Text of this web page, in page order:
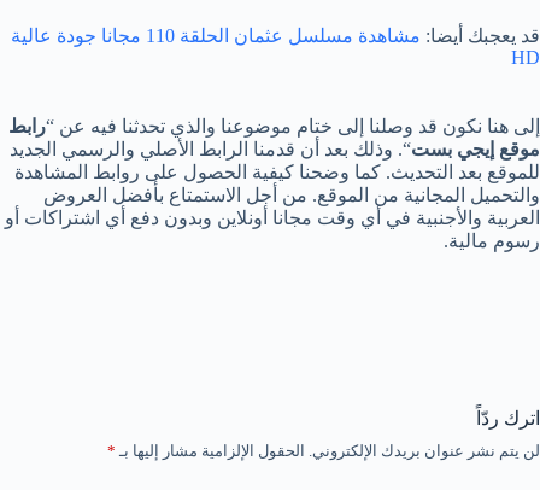
قد يعجبك أيضا:
مشاهدة مسلسل عثمان الحلقة 110 مجانا جودة عالية
HD
إلى هنا نكون قد وصلنا إلى ختام موضوعنا والذي تحدثنا فيه عن “رابط
موقع إيجي بست“. وذلك بعد أن قدمنا الرابط الأصلي والرسمي الجديد
للموقع بعد التحديث. كما وضحنا كيفية الحصول على روابط المشاهدة
والتحميل المجانية من الموقع. من أجل الاستمتاع بأفضل العروض
العربية والأجنبية في أي وقت مجانا أونلاين وبدون دفع أي اشتراكات أو
رسوم مالية.
اترك ردّاً
لن يتم نشر عنوان بريدك الإلكتروني. الحقول الإلزامية مشار إليها بـ *